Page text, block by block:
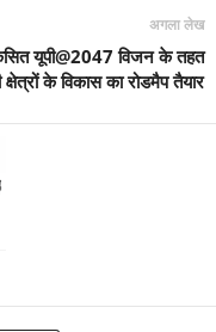
अगला लेख
यूपी@2047 विजन के तहत
क्षेत्रों के विकास का रोडमैप तैयार